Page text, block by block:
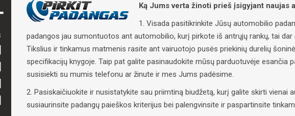
Ką Jums verta žinoti prieš įsigyjant naujas
1. Visada pasitikrinkite Jūsų automobilio
padangos jau sumontuotos ant automobilio, kurį pirkote iš antrųjų rankų, tai dar
Tikslius ir tinkamus matmenis rasite ant vairuotojo pusės priekinių durelių
specifikacijų knygoje. Taip pat galite pasinaudokite mūsų parduotuvėje esančia
susisiekti su mumis telefonu ar žinute ir mes Jums padėsime.
2. Pasiskaičiuokite ir nusistatykite sau priimtiną biudžetą, kurį galite skirti vienai
susiaurinsite padangų paieškos kriterijus bei palengvinsite ir paspartinsite